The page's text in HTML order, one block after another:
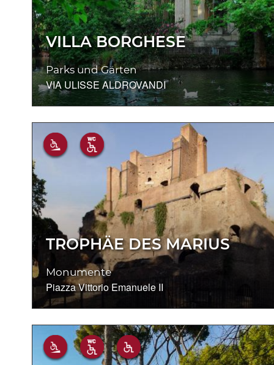
VILLA BORGHESE
Parks und Gärten
VIA ULISSE ALDROVANDI
TROPHÄE DES MARIUS
Monumente
Piazza Vittorio Emanuele II